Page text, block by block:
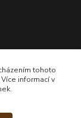
tohoto
informací v